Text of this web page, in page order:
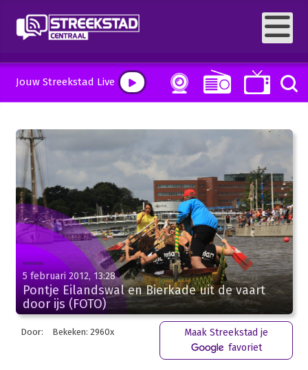
Jouw Streekstad Live
5 februari 2012, 13:28
Pontje Eilandswal en Bierkade uit de vaart
door ijs (FOTO)
Door: Bekeken: 2960x
Maak Streekstad je
favoriet